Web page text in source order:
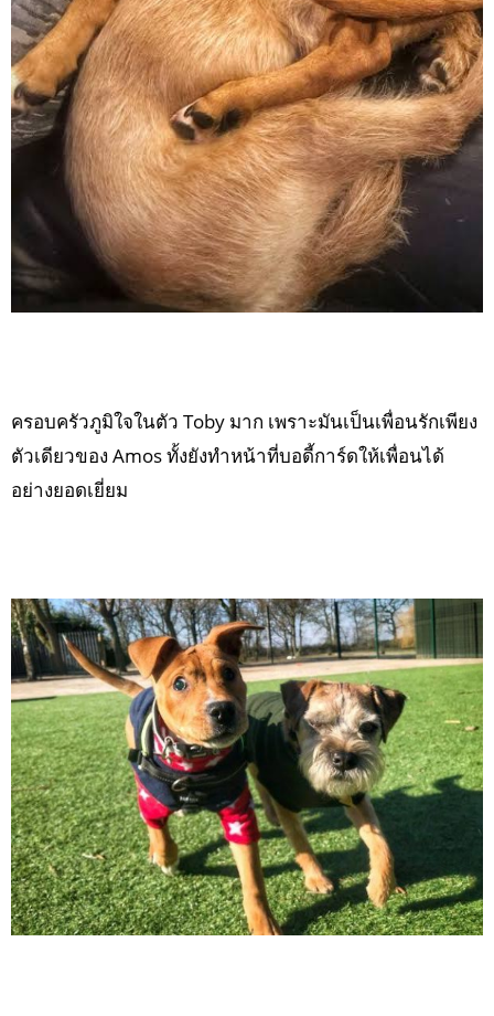
ครอบครัวภูมิใจในตัว Toby มาก เพราะมันเป็นเพื่อนรักเพียง
ตัวเดียวของ Amos ทั้งยังทำหน้าที่บอดี้การ์ดให้เพื่อนได้
อย่างยอดเยี่ยม